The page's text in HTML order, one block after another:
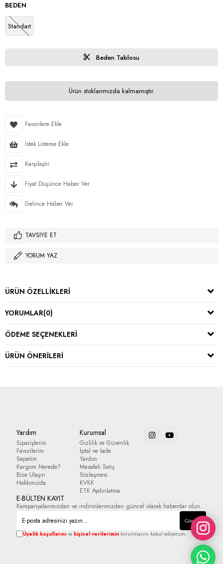
BEDEN
Standart
Beden Tablosu
Ürün stoklarımızda kalmamıştır.
Favorilere Ekle
İstek Listeme Ekle
Karşılaştır
Fiyat Düşünce Haber Ver
Gelince Haber Ver
TAVSIYE ET
YORUM YAZ
ÜRÜN ÖZELLIKLERI
YORUMLAR(0)
ÖDEME SEÇENEKLERI
ÜRÜN ÖNERILERI
Yardım
Siparişlerim
Favorilerim
Sepetim
Kargom Nerede?
Bize Ulaşın
Hakkımızda
Kurumsal
Gizlilik ve Güvenlik
İptal ve İade
Yardım
Mesafeli Satış
Sözleşmesi
KVKK
ETK Aydınlatma
E-BÜLTEN KAYIT
Kampanyalarımızdan ve indirimlerimizden güncel olarak haberdar olun.
Gönder
Üyelik koşullarını ve kişisel verilerimin korunmasını kabul ediyorum.